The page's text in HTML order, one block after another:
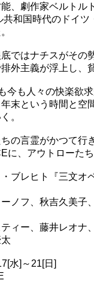
、劇作家ベルトル
共和国時代のドイ
ではナチスがそ
外主義が浮上し、
今も人々の快楽欲
末という時間と空
。
の言霊がかつて行
に、アウトローた
ブレヒト『三文オ
ノフ、秋吉久美子
ィー、藤井レオナ
水]～21[日]